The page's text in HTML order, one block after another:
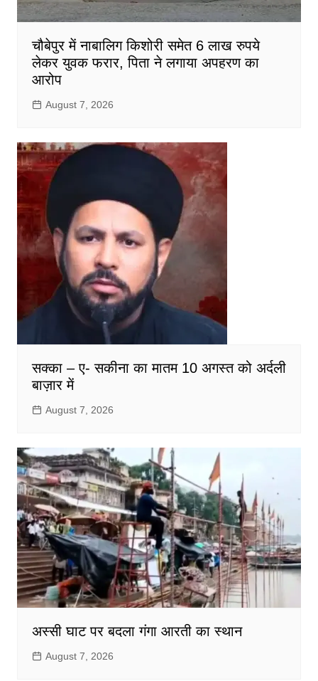
चौबेपुर में नाबालिग किशोरी समेत 6 लाख रुपये
लेकर युवक फरार, पिता ने लगाया अपहरण का
आरोप
August 7, 2026
सक्का – ए- सकीना का मातम 10 अगस्त को अर्दली
बाज़ार में
August 7, 2026
अस्सी घाट पर बदला गंगा आरती का स्थान
August 7, 2026